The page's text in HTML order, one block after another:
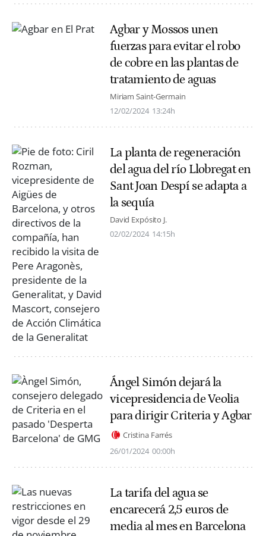
Agbar y Mossos unen
fuerzas para evitar el robo
de cobre en las plantas de
tratamiento de aguas
Miriam Saint-Germain
12/02/2024 13:24h
La planta de regeneración
del agua del río Llobregat en
Sant Joan Despí se adapta a
la sequía
David Expósito J.
02/02/2024 14:15h
Ángel Simón dejará la
vicepresidencia de Veolia
para dirigir Criteria y Agbar
Cristina Farrés
26/01/2024 00:00h
La tarifa del agua se
encarecerá 2,5 euros de
media al mes en Barcelona